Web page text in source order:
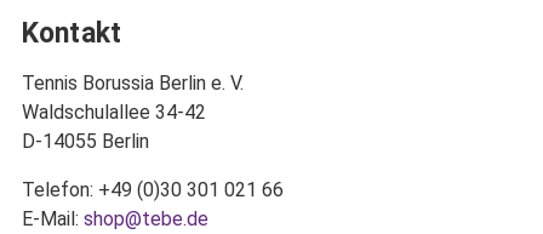
Kontakt
Tennis Borussia Berlin e. V.
Waldschulallee 34-42
D-14055 Berlin
Telefon: +49 (0)30 301 021 66
E-Mail: shop@tebe.de